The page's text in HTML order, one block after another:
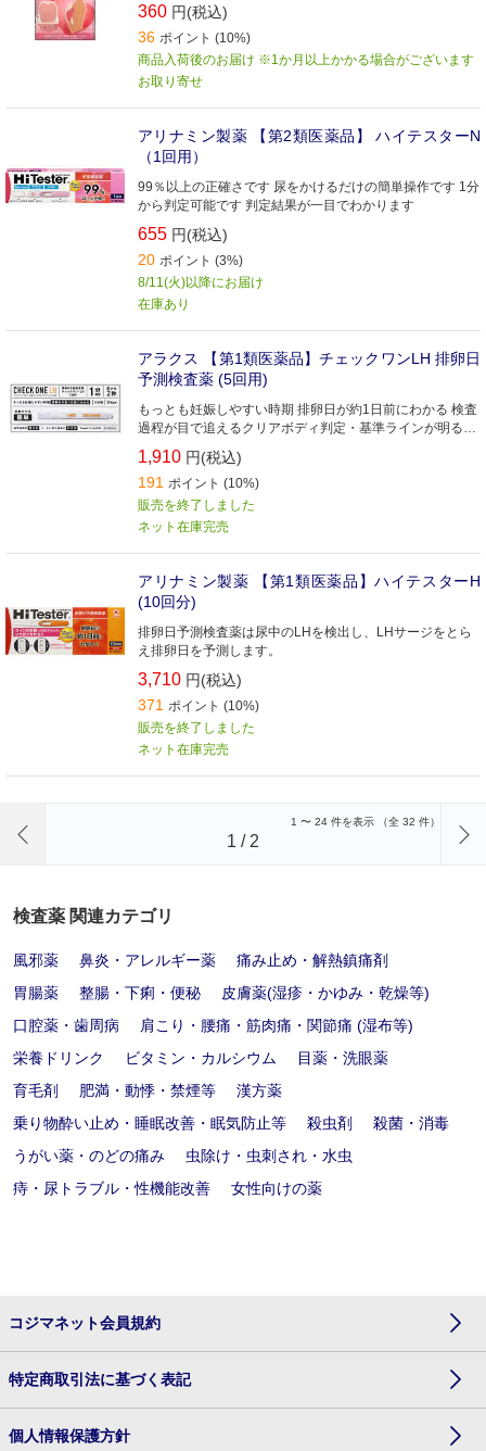
360 円(税込)
36 ポイント (10%)
商品入荷後のお届け ※1か月以上かかる場合がございます
お取り寄せ
アリナミン製薬 【第2類医薬品】 ハイテスターN
（1回用）
99％以上の正確さです 尿をかけるだけの簡単操作です 1分
から判定可能です 判定結果が一目でわかります
655 円(税込)
20 ポイント (3%)
8/11(火)以降にお届け
在庫あり
アラクス 【第1類医薬品】チェックワンLH 排卵日
予測検査薬 (5回用)
もっとも妊娠しやすい時期 排卵日が約1日前にわかる 検査
過程が目で追えるクリアボディ判定・基準ラインが明るい
1,910 円(税込)
191 ポイント (10%)
販売を終了しました
ネット在庫完売
アリナミン製薬 【第1類医薬品】ハイテスターH
(10回分)
排卵日予測検査薬は尿中のLHを検出し、LHサージをとら
え排卵日を予測します。
3,710 円(税込)
371 ポイント (10%)
販売を終了しました
ネット在庫完売
1 〜 24 件を表示 （全 32 件）
1 / 2
検査薬 関連カテゴリ
風邪薬 鼻炎・アレルギー薬
痛み止め・解熱鎮痛剤
胃腸薬
整腸・下痢・便秘
皮膚薬(湿疹・かゆみ・乾燥等)
口腔薬・歯周病
肩こり・腰痛・筋肉痛・関節痛 (湿布等)
栄養ドリンク
ビタミン・カルシウム
目薬・洗眼薬
育毛剤
肥満・動悸・禁煙等
漢方薬
乗り物酔い止め・睡眠改善・眠気防止等
殺虫剤
殺菌・消毒
うがい薬・のどの痛み
虫除け・虫刺され・水虫
痔・尿トラブル・性機能改善
女性向けの薬
コジマネット会員規約
特定商取引法に基づく表記
個人情報保護方針